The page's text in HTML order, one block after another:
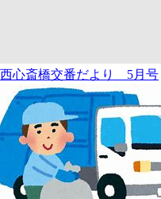
西心斎橋交番だより 5月号